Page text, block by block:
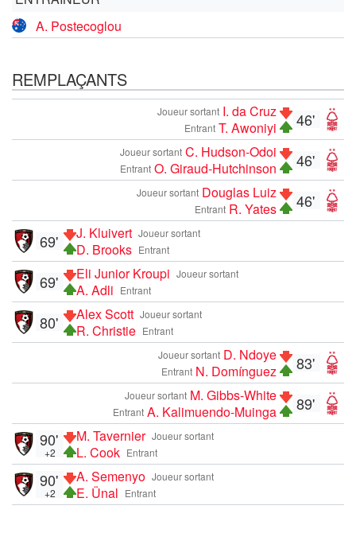
A. Postecoglou
REMPLAÇANTS
46'
Joueur sortant I. da Cruz
Entrant T. Awoniyi
46'
Joueur sortant C. Hudson-Odoi
Entrant O. Giraud-Hutchinson
46'
Joueur sortant Douglas Luiz
Entrant R. Yates
Joueur sortant
J. Kluivert
Entrant
D. Brooks
69'
Joueur sortant
Eli Junior Kroupi
Entrant
A. Adli
69'
Joueur sortant
Alex Scott
Entrant
R. Christie
80'
83'
Joueur sortant D. Ndoye
Entrant N. Domínguez
89'
Joueur sortant M. Gibbs-White
Entrant A. Kalimuendo-Muinga
Joueur sortant
M. Tavernier
Entrant
L. Cook
90'
+2
Joueur sortant
A. Semenyo
Entrant
E. Ünal
90'
+2